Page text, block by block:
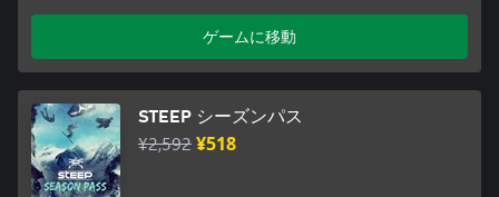
ゲームに移動
STEEP シーズンパス
¥2,592¥518